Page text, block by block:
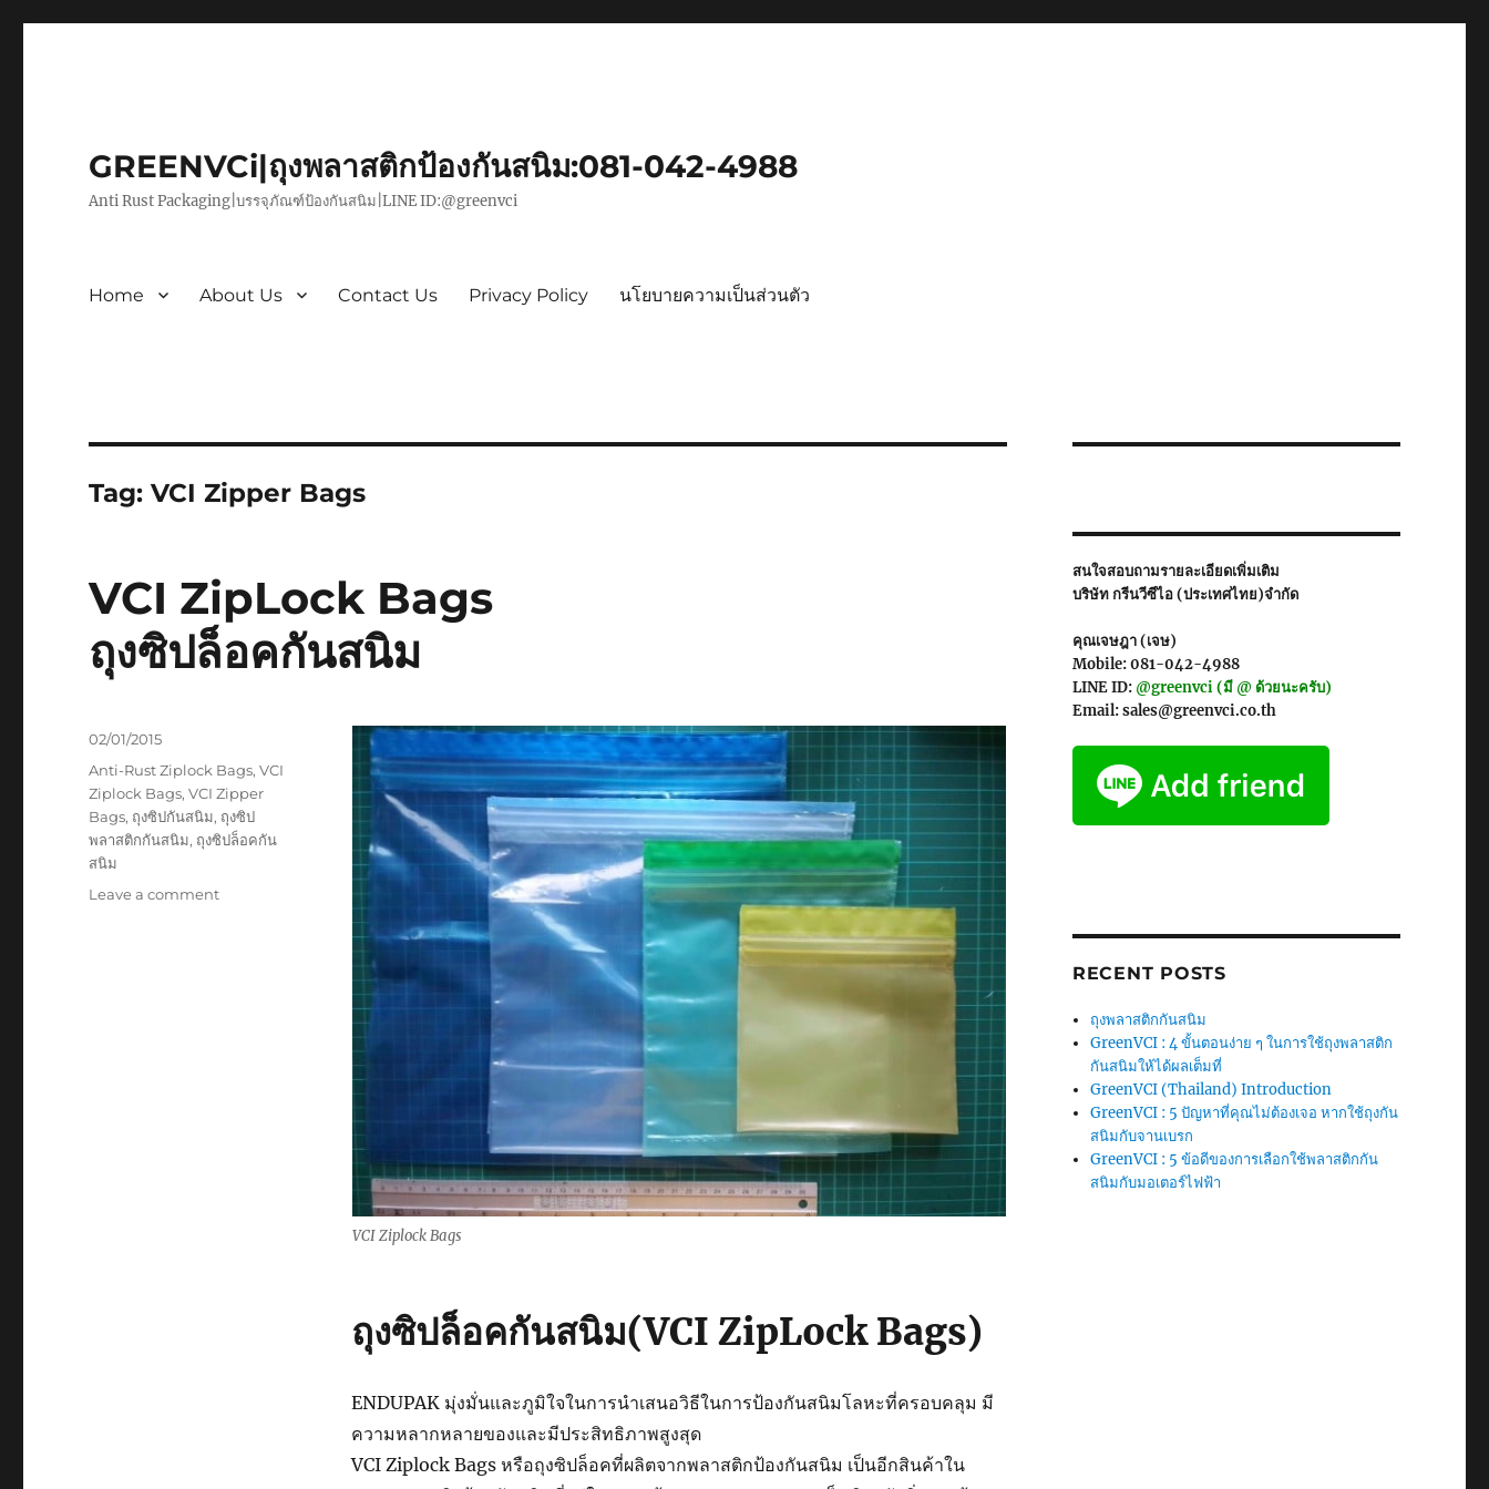
GREENVCi|ถุงพลาสติกป้องกันสนิม:081-042-4988
Anti Rust Packaging|บรรจุภัณฑ์ป้องกันสนิม|LINE ID:@greenvci
Home About Us Contact Us Privacy Policy นโยบายความเป็นส่วนตัว
Tag:VCI Zipper Bags
VCI ZipLock Bags
ถุงซิปล็อคกันสนิม
VCI Ziplock Bags
ถุงซิปล็อคกันสนิม(VCI ZipLock Bags)
ENDUPAK มุ่งมั่นและภูมิใจในการนำเสนอวิธีในการป้องกันสนิมโลหะที่ครอบคลุม มี
ความหลากหลายของและมีประสิทธิภาพสูงสุด
VCI Ziplock Bags หรือถุงซิปล็อคที่ผลิตจากพลาสติกป้องกันสนิม เป็นอีกสินค้าใน
Posted
02/01/2015
Tags
Anti-Rust Ziplock Bags,VCI
Ziplock Bags,VCI Zipper
Bags, ถุงซิปกันสนิม, ถุงซิป
พลาสติกกันสนิม, ถุงซิปล็อคกัน
สนิม
Leave a commenton
สนใจสอบถามรายละเอียดเพิ่มเติม
บริษัท กรีนวีซีไอ (ประเทศไทย)จำกัด
คุณเจษฎา (เจษ)
Mobile: 081-042-4988
LINE ID: @greenvci (มี @ ด้วยนะครับ)
Email: sales@greenvci.co.th
RECENT POSTS
ถุงพลาสติกกันสนิม
GreenVCI : 4 ขั้นตอนง่าย ๆ ในการใช้ถุงพลาสติก
กันสนิมให้ได้ผลเต็มที่
GreenVCI (Thailand) Introduction
GreenVCI : 5 ปัญหาที่คุณไม่ต้องเจอ หากใช้ถุงกัน
สนิมกับจานเบรก
GreenVCI : 5 ข้อดีของการเลือกใช้พลาสติกกัน
สนิมกับมอเตอร์ไฟฟ้า